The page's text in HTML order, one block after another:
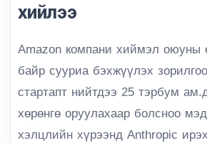
хийлээ
Amazon компани хиймэл оюуны
байр сууриа бэхжүүлэх
стартапт нийтдээ 25 тэрбум
хөрөнгө оруулахаар болсноо
хэлцлийн хүрээнд Anthropic